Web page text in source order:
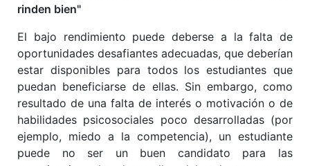
rinden bien"
El bajo rendimiento puede deberse a la falta de
oportunidades desafiantes adecuadas, que deberían
estar disponibles para todos los estudiantes que
puedan beneficiarse de ellas. Sin embargo, como
resultado de una falta de interés o motivación o de
habilidades psicosociales poco desarrolladas (por
ejemplo, miedo a la competencia), un estudiante
puede no ser un buen candidato para las